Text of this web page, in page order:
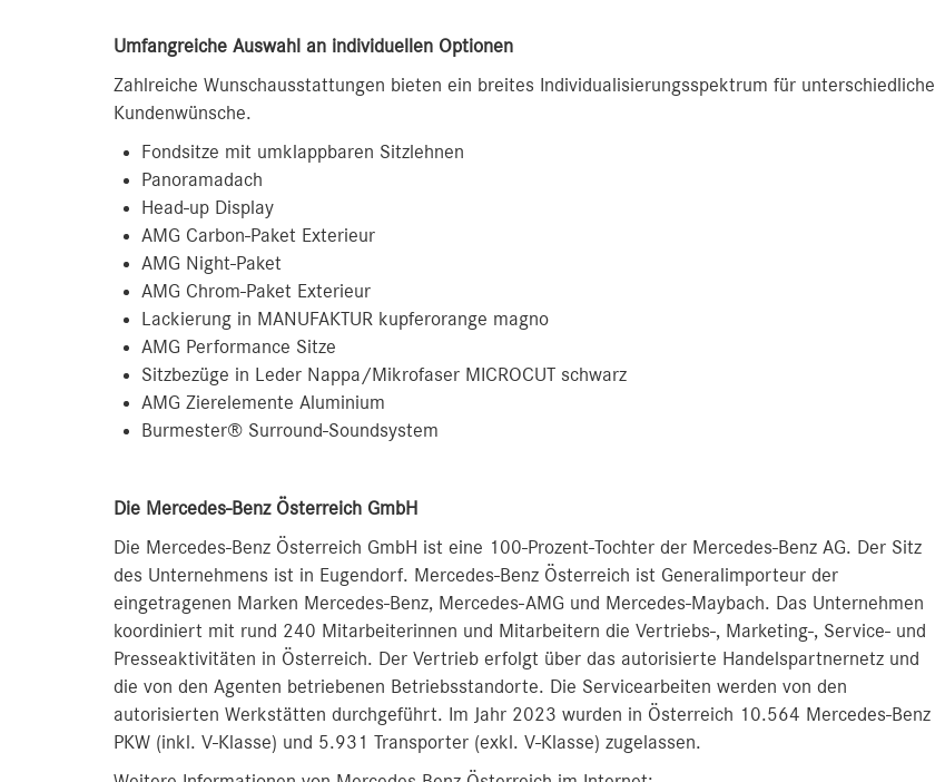
Umfangreiche Auswahl an individuellen Optionen
Zahlreiche Wunschausstattungen bieten ein breites Individualisierungsspektrum für unterschiedliche
Kundenwünsche.
Fondsitze mit umklappbaren Sitzlehnen
Panoramadach
Head-up Display
AMG Carbon-Paket Exterieur
AMG Night-Paket
AMG Chrom-Paket Exterieur
Lackierung in MANUFAKTUR kupferorange magno
AMG Performance Sitze
Sitzbezüge in Leder Nappa/Mikrofaser MICROCUT schwarz
AMG Zierelemente Aluminium
Burmester® Surround-Soundsystem
Die Mercedes-Benz Österreich GmbH
Die Mercedes-Benz Österreich GmbH ist eine 100-Prozent-Tochter der Mercedes-Benz AG. Der Sitz
des Unternehmens ist in Eugendorf. Mercedes-Benz Österreich ist Generalimporteur der
eingetragenen Marken Mercedes-Benz, Mercedes-AMG und Mercedes-Maybach. Das Unternehmen
koordiniert mit rund 240 Mitarbeiterinnen und Mitarbeitern die Vertriebs-, Marketing-, Service- und
Presseaktivitäten in Österreich. Der Vertrieb erfolgt über das autorisierte Handelspartnernetz und
die von den Agenten betriebenen Betriebsstandorte. Die Servicearbeiten werden von den
autorisierten Werkstätten durchgeführt. Im Jahr 2023 wurden in Österreich 10.564 Mercedes-Benz
PKW (inkl. V-Klasse) und 5.931 Transporter (exkl. V-Klasse) zugelassen.